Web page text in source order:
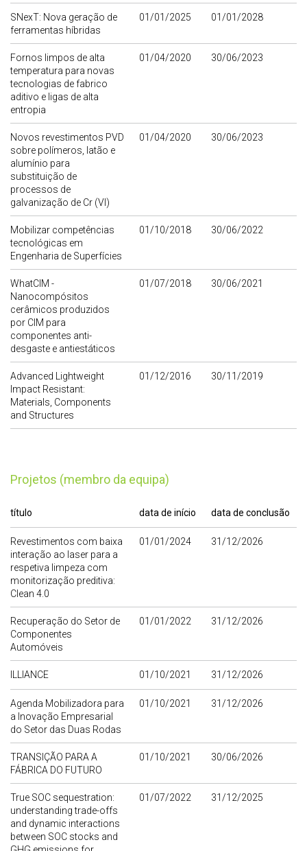
SNexT: Nova geração de
ferramentas híbridas
01/01/2025 01/01/2028
Fornos limpos de alta
temperatura para novas
tecnologias de fabrico
aditivo e ligas de alta
entropia
01/04/2020 30/06/2023
Novos revestimentos PVD
sobre polímeros, latão e
alumínio para
substituição de
processos de
galvanização de Cr (VI)
01/04/2020 30/06/2023
Mobilizar competências
tecnológicas em
Engenharia de Superfícies
01/10/2018 30/06/2022
WhatCIM -
Nanocompósitos
cerâmicos produzidos
por CIM para
componentes anti-
desgaste e antiestáticos
01/07/2018 30/06/2021
Advanced Lightweight
Impact Resistant:
Materials, Components
and Structures
01/12/2016 30/11/2019
Projetos (membro da equipa)
título data de início data de conclusão
Revestimentos com baixa
interação ao laser para a
respetiva limpeza com
monitorização preditiva:
Clean 4.0
01/01/2024 31/12/2026
Recuperação do Setor de
Componentes
Automóveis
01/01/2022 31/12/2026
ILLIANCE 01/10/2021 31/12/2026
Agenda Mobilizadora para
a Inovação Empresarial
do Setor das Duas Rodas
01/10/2021 31/12/2026
TRANSIÇÃO PARA A
FÁBRICA DO FUTURO
01/10/2021 30/06/2026
True SOC sequestration:
understanding trade-offs
and dynamic interactions
between SOC stocks and
01/07/2022 31/12/2025